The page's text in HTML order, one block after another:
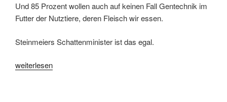
Und 85 Prozent wollen auch auf keinen Fall Gentechnik im
Futter der Nutztiere, deren Fleisch wir essen.
Steinmeiers Schattenminister ist das egal.
„Das
weiterlesen